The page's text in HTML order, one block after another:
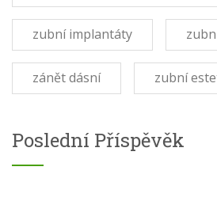
zubní implantáty
zánět dásní zubní
Poslední Příspěvěk